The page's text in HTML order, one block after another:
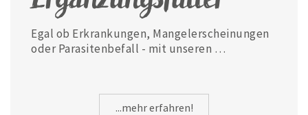
Egal ob Erkrankungen, Mangelerscheinungen
oder Parasitenbefall - mit unseren
...mehr erfahren!